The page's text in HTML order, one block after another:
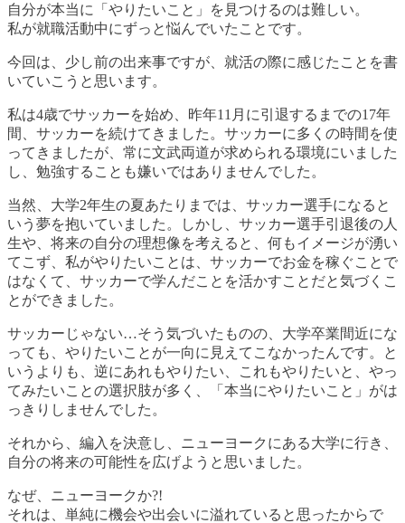
自分が本当に「やりたいこと」を見つけるのは難しい。
私が就職活動中にずっと悩んでいたことです。
今回は、少し前の出来事ですが、就活の際に感じたことを書
いていこうと思います。
私は4歳でサッカーを始め、昨年11月に引退するまでの17年
間、サッカーを続けてきました。サッカーに多くの時間を使
ってきましたが、常に文武両道が求められる環境にいました
し、勉強することも嫌いではありませんでした。
当然、大学2年生の夏あたりまでは、サッカー選手になると
いう夢を抱いていました。しかし、サッカー選手引退後の人
生や、将来の自分の理想像を考えると、何もイメージが湧い
てこず、私がやりたいことは、サッカーでお金を稼ぐことで
はなくて、サッカーで学んだことを活かすことだと気づくこ
とができました。
サッカーじゃない…そう気づいたものの、大学卒業間近にな
っても、やりたいことが一向に見えてこなかったんです。と
いうよりも、逆にあれもやりたい、これもやりたいと、やっ
てみたいことの選択肢が多く、「本当にやりたいこと」がは
っきりしませんでした。
それから、編入を決意し、ニューヨークにある大学に行き、
自分の将来の可能性を広げようと思いました。
なぜ、ニューヨークか?!
それは、単純に機会や出会いに溢れていると思ったからで